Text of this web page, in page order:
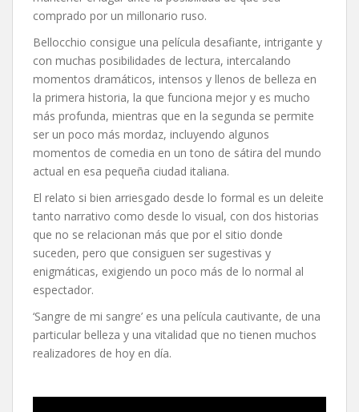
comprado por un millonario ruso.
Bellocchio consigue una película desafiante, intrigante y
con muchas posibilidades de lectura, intercalando
momentos dramáticos, intensos y llenos de belleza en
la primera historia, la que funciona mejor y es mucho
más profunda, mientras que en la segunda se permite
ser un poco más mordaz, incluyendo algunos
momentos de comedia en un tono de sátira del mundo
actual en esa pequeña ciudad italiana.
El relato si bien arriesgado desde lo formal es un deleite
tanto narrativo como desde lo visual, con dos historias
que no se relacionan más que por el sitio donde
suceden, pero que consiguen ser sugestivas y
enigmáticas, exigiendo un poco más de lo normal al
espectador.
‘Sangre de mi sangre’ es una película cautivante, de una
particular belleza y una vitalidad que no tienen muchos
realizadores de hoy en día.